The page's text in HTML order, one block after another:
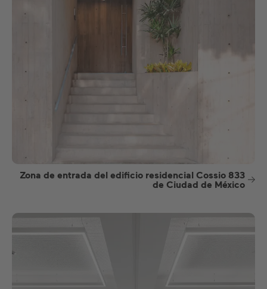
Zona de entrada del edificio residencial Cossio 833
de Ciudad de México